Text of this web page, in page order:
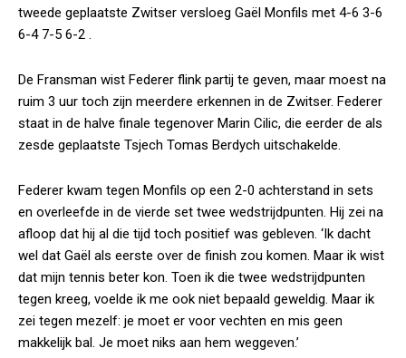
tweede geplaatste Zwitser versloeg Gaël Monfils met 4-6 3-6
6-4 7-5 6-2 .
De Fransman wist Federer flink partij te geven, maar moest na
ruim 3 uur toch zijn meerdere erkennen in de Zwitser. Federer
staat in de halve finale tegenover Marin Cilic, die eerder de als
zesde geplaatste Tsjech Tomas Berdych uitschakelde.
Federer kwam tegen Monfils op een 2-0 achterstand in sets
en overleefde in de vierde set twee wedstrijdpunten. Hij zei na
afloop dat hij al die tijd toch positief was gebleven. ‘Ik dacht
wel dat Gaël als eerste over de finish zou komen. Maar ik wist
dat mijn tennis beter kon. Toen ik die twee wedstrijdpunten
tegen kreeg, voelde ik me ook niet bepaald geweldig. Maar ik
zei tegen mezelf: je moet er voor vechten en mis geen
makkelijk bal. Je moet niks aan hem weggeven.’